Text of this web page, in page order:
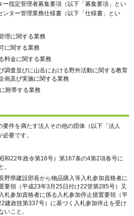
ー指定管理者募集要項（以下「募集要項」とい
ンター管理業務仕様書（以下「仕様書」とい
理に関する業務
に関する業務
料金に関する業務
調査並びに山岳における野外活動に関する教育
画及び実施に関する業務
附帯する業務
要件を満たす法人その他の団体（以下「法人
要です。
和22年政令第16号）第167条の4第2項各号に
。
野県建設部長から物品購入等入札参加資格者に
要領（平成23年3月25日付け22管第285号）又
札参加資格者に係る入札参加停止措置要領（平
建政技第337号）に基づく入札参加停止を受け
いこと。